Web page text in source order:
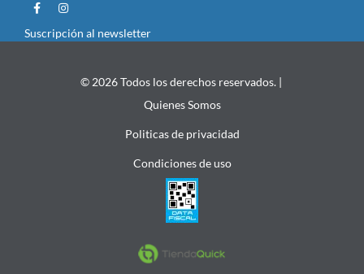
Suscripción al newsletter
© 2026 Todos los derechos reservados. |
Quienes Somos
Politicas de privacidad
Condiciones de uso